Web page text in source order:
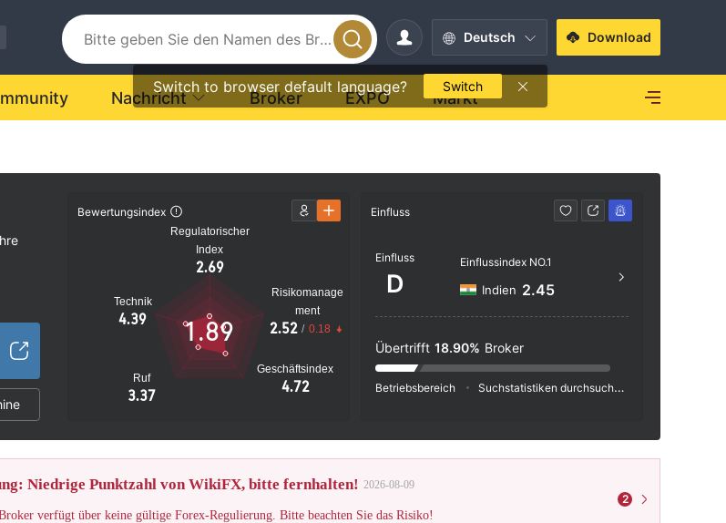
Deutsch
Switch to browser default language? Switch
Download
Nachricht Broker EXPO Markt
Bewertungsindex
Regulatorischer
Index
2.69
Technik
4.39
Ruf
3.37
Geschäftsindex
4.72
Risikomanage
ment
2.52 / 0.18
1.89
Einfluss
Einfluss
D
Einflussindex NO.1
Indien 2.45
Übertrifft 18.90% Broker
Betriebsbereich Suchstatistiken durchsuchen
Niedrige Punktzahl von WikiFX, bitte fernhalten! 2026-08-09
verfügt über keine gültige Forex-Regulierung. Bitte beachten Sie das Risiko!
2